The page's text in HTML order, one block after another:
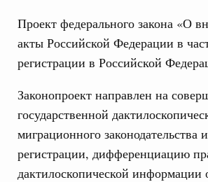
Проект федерального закона «О
акты Российской Федерации в
регистрации в Российской
Законопроект направлен на
государственной
миграционного
регистрации, дифференциацию
дактилоскопической
на 2026 год
2025 года №3886-р
23 декабря 2024, понедельник
Правительство
законопроектной
23 сентября 2024, понедельник